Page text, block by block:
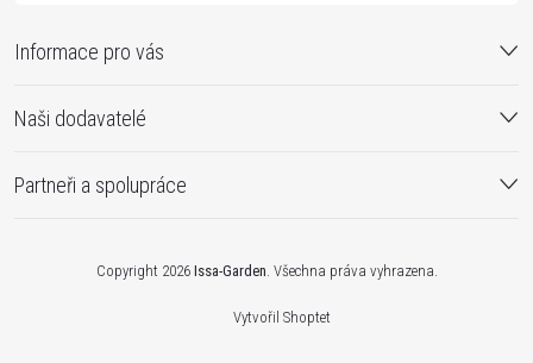
Informace pro vás
Naši dodavatelé
Partneři a spolupráce
Vytvořil Shoptet
Copyright 2026 Issa-Garden . Všechna práva vyhrazena.